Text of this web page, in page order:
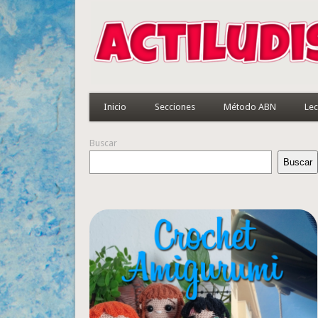
Inicio Secciones Método ABN
Buscar
Buscar